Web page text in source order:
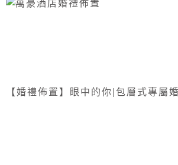
【婚禮佈置】眼中的你|包層式專屬